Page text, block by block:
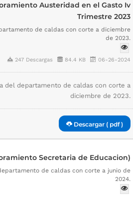
Austeridad en el Gasto Iv
Trimestre 2023
de caldas con corte a diciembre
de 2023.
247 Descargas 84.4 KB 06-26-2024
del departamento de caldas con corte a
diciembre de 2023.
Descargar ( pdf )
Secretaria de Educacion)
de caldas con corte a junio de
2024.